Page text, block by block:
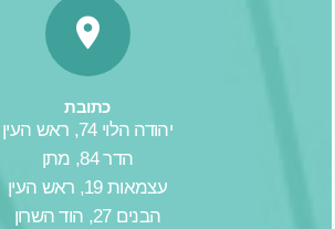
כתובת
יהודה הלוי 74, ראש העין
הדר 84, מתן
עצמאות 19, ראש העין
הבנים 27, הוד השרון